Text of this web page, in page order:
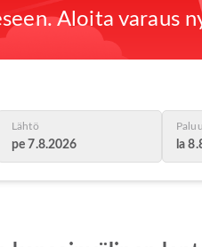
Aloita varaus
Lähtö
pe 7.8.2026
Paluu
la